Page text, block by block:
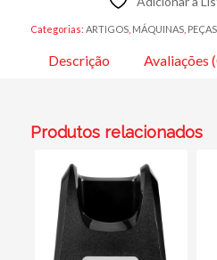
Categorias: ARTIGOS, MÁQUINAS, PEÇAS
Descrição Avaliações
Produtos relacionados